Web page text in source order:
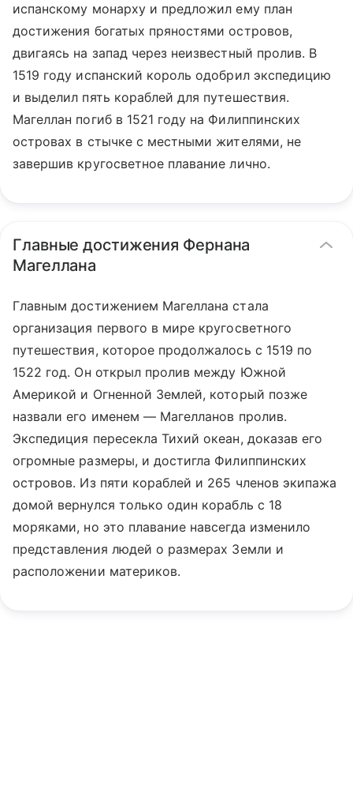
испанскому монарху и предложил ему план
достижения богатых пряностями островов,
двигаясь на запад через неизвестный пролив. В
1519 году испанский король одобрил экспедицию
и выделил пять кораблей для путешествия.
Магеллан погиб в 1521 году на Филиппинских
островах в стычке с местными жителями, не
завершив кругосветное плавание лично.
Главные достижения Фернана
Магеллана
Главным достижением Магеллана стала
организация первого в мире кругосветного
путешествия, которое продолжалось с 1519 по
1522 год. Он открыл пролив между Южной
Америкой и Огненной Землей, который позже
назвали его именем — Магелланов пролив.
Экспедиция пересекла Тихий океан, доказав его
огромные размеры, и достигла Филиппинских
островов. Из пяти кораблей и 265 членов экипажа
домой вернулся только один корабль с 18
моряками, но это плавание навсегда изменило
представления людей о размерах Земли и
расположении материков.